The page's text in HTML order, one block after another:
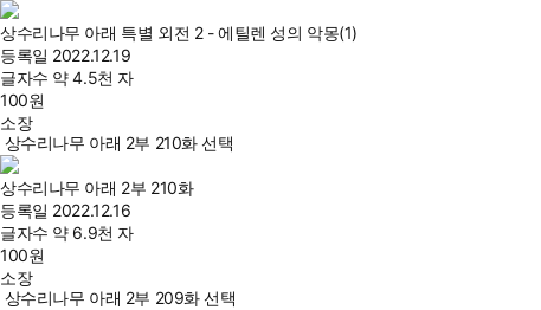
상수리나무 아래 특별 외전 2 - 에틸렌 성의 악몽(1)
등록일 2022.12.19
글자수 약 4.5천 자
100원
소장
상수리나무 아래 2부 210화 선택
상수리나무 아래 2부 210화
등록일 2022.12.16
글자수 약 6.9천 자
100원
소장
상수리나무 아래 2부 209화 선택